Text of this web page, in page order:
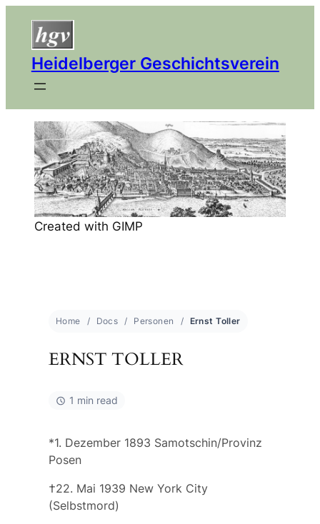
Heidelberger Geschichtsverein
Created with GIMP
Home Docs Personen Ernst Toller
ERNST TOLLER
1 min read
*1. Dezember 1893 Samotschin/Provinz
Posen
†22. Mai 1939 New York City
(Selbstmord)